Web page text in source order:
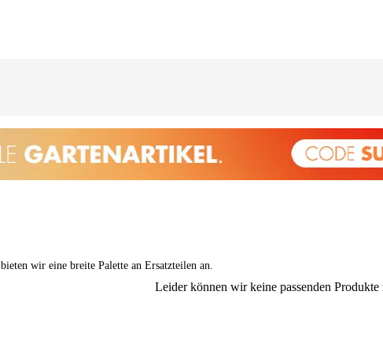
bieten wir eine breite Palette an Ersatzteilen an.
Leider können wir keine passenden